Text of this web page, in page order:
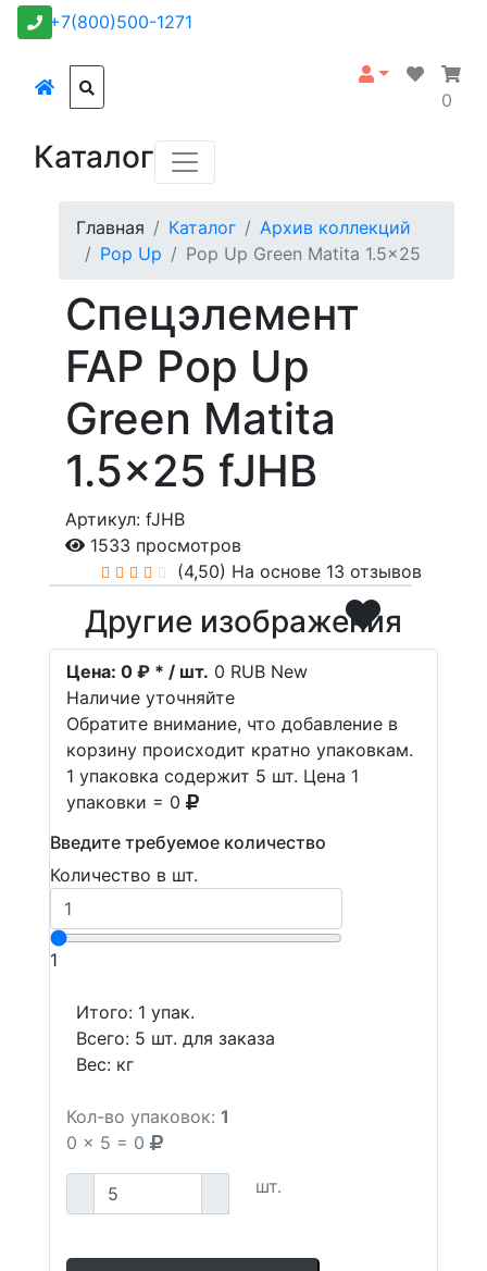
+7(800)500-1271
0
Каталог
Главная Каталог
Архив коллекций
Pop Up
Pop Up Green Matita 1.5x25
Спецэлемент
FAP Pop Up
Green Matita
1.5x25 fJHB
Артикул: fJHB
1533 просмотров
(4,50) На основе 13 отзывов
Другие изображения
Цена: 0 ₽ * / шт. 0 RUB New
Наличие уточняйте
Обратите внимание, что добавление в
корзину происходит кратно упаковкам.
1 упаковка содержит 5 шт. Цена 1
упаковки = 0
Введите требуемое количество
Количество в шт.
1
Итого: 1 упак.
Всего: 5 шт. для заказа
Вес: кг
Кол-во упаковок: 1
0 x 5 = 0
шт.